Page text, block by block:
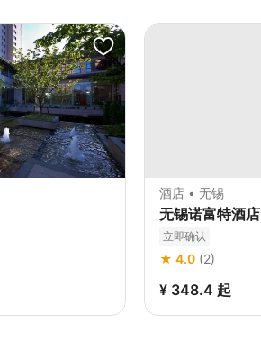
酒店 • 无锡
无锡诺富特酒店
立即确认
★ 4.0 (2)
¥ 348.4 起